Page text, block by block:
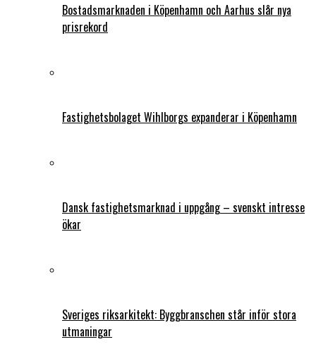
Bostadsmarknaden i Köpenhamn och Aarhus slår nya
prisrekord
Fastighetsbolaget Wihlborgs expanderar i Köpenhamn
Dansk fastighetsmarknad i uppgång – svenskt intresse
ökar
Sveriges riksarkitekt: Byggbranschen står inför stora
utmaningar